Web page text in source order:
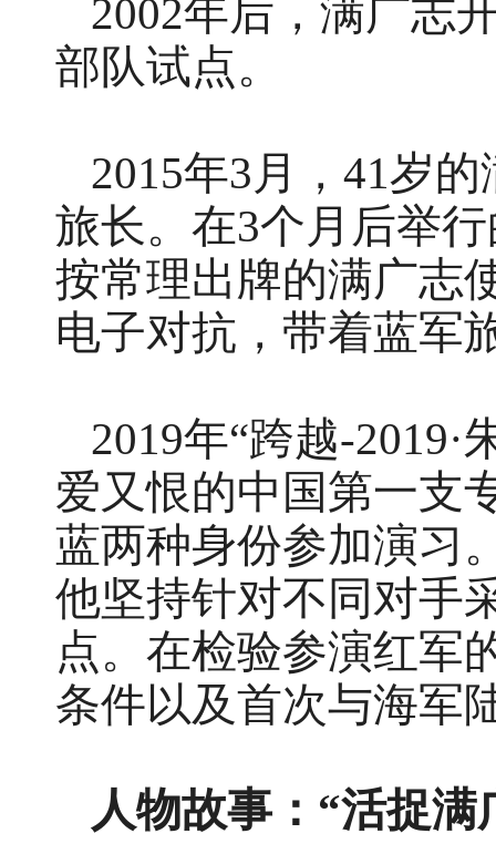
2002年后，满广志
部队试点。
2015年3月，41岁
旅长。在3个月后举
按常理出牌的满广志
电子对抗，带着蓝军
2019年“跨越-
爱又恨的中国第一支
蓝两种身份参加演习
他坚持针对不同对手
点。在检验参演红军
条件以及首次与海军
人物故事：“活捉满